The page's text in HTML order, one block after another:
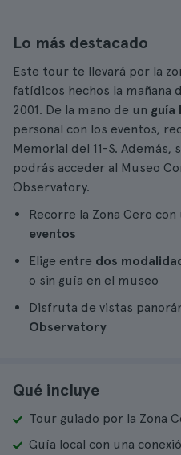
Lo más destacado
Este tour te llevará por la
fatídicos hechos la mañana
2001. De la mano de un guía
personal con los eventos,
Memorial del 11-S. Además,
podrás acceder al Museo
Observatory.
Recorre la Zona Cero con
eventos
Elige entre dos
o sin guía en el museo
Disfruta de vistas
Observatory
Qué incluye
Tour guiado por la Zona
Guía local con una